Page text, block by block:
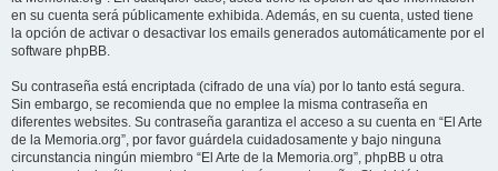
en su cuenta será públicamente exhibida. Además, en su cuenta, usted tiene
la opción de activar o desactivar los emails generados automáticamente por el
software phpBB.
Su contraseña está encriptada (cifrado de una vía) por lo tanto está segura.
Sin embargo, se recomienda que no emplee la misma contraseña en
diferentes websites. Su contraseña garantiza el acceso a su cuenta en “El Arte
de la Memoria.org”, por favor guárdela cuidadosamente y bajo ninguna
circunstancia ningún miembro “El Arte de la Memoria.org”, phpBB u otra